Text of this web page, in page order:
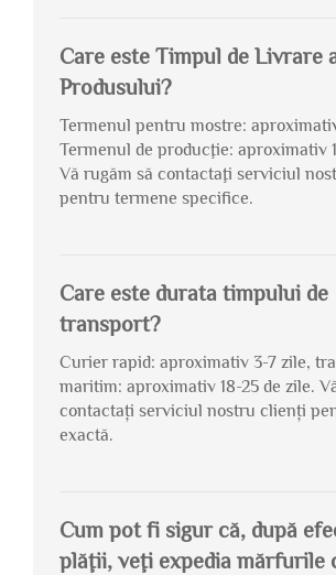
Care este Timpul de Livrare
Produsului?
Termenul pentru mostre:
Termenul de producţie: aproximativ
Vă rugăm să contactaţi serviciul
pentru termene specifice.
Care este durata timpului de
transport?
Curier rapid: aproximativ 3-7 zile,
maritim: aproximativ 18-25 de zile.
contactați serviciul nostru clienți
exactă.
Cum pot fi sigur că, după
plăţii, veţi expedia mărfurile